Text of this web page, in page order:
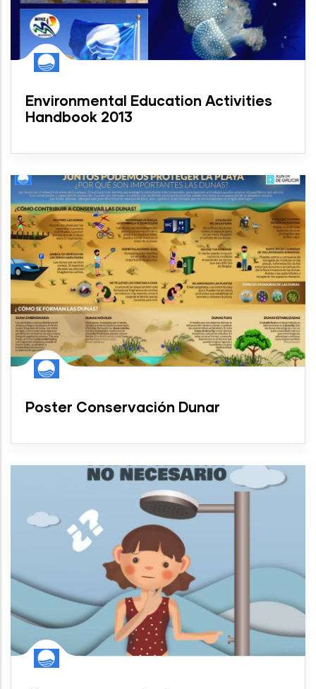
Environmental Education Activities
Handbook 2013
Poster Conservación Dunar